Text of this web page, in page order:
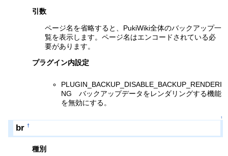
引数
ページ名を省略すると、PukiWiki全体のバックアップ一
覧を表示します。ページ名はエンコードされている必
要があります。
プラグイン内設定
PLUGIN_BACKUP_DISABLE_BACKUP_RENDERI
NG バックアップデータをレンダリングする機能
を無効にする。
↑
br †
種別